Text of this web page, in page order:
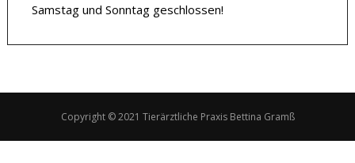
Samstag und Sonntag geschlossen!
Copyright © 2021 Tierärztliche Praxis Bettina Gramß